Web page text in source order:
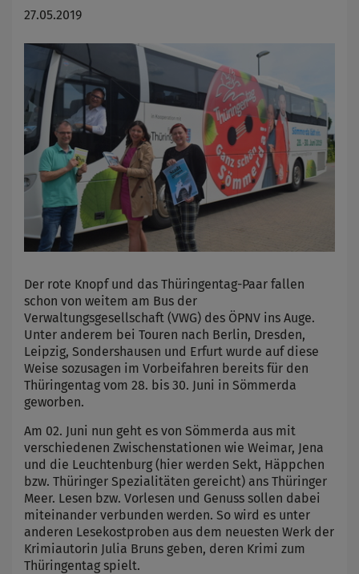
27.05.2019
Der rote Knopf und das Thüringentag-Paar fallen
schon von weitem am Bus der
Verwaltungsgesellschaft (VWG) des ÖPNV ins Auge.
Unter anderem bei Touren nach Berlin, Dresden,
Leipzig, Sondershausen und Erfurt wurde auf diese
Weise sozusagen im Vorbeifahren bereits für den
Thüringentag vom 28. bis 30. Juni in Sömmerda
geworben.
Am 02. Juni nun geht es von Sömmerda aus mit
verschiedenen Zwischenstationen wie Weimar, Jena
und die Leuchtenburg (hier werden Sekt, Häppchen
bzw. Thüringer Spezialitäten gereicht) ans Thüringer
Meer. Lesen bzw. Vorlesen und Genuss sollen dabei
miteinander verbunden werden. So wird es unter
anderen Lesekostproben aus dem neuesten Werk der
Krimiautorin Julia Bruns geben, deren Krimi zum
Thüringentag spielt.